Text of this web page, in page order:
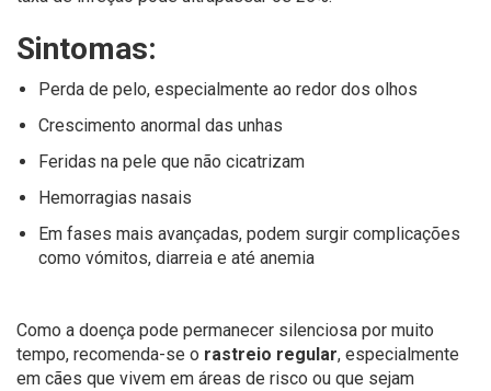
Sintomas:
Perda de pelo, especialmente ao redor dos olhos
Crescimento anormal das unhas
Feridas na pele que não cicatrizam
Hemorragias nasais
Em fases mais avançadas, podem surgir complicações
como vómitos, diarreia e até anemia
Como a doença pode permanecer silenciosa por muito
tempo, recomenda-se o rastreio regular, especialmente
em cães que vivem em áreas de risco ou que sejam